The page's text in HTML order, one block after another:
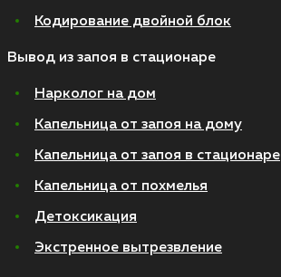
Кодирование двойной блок
Вывод из запоя в стационаре
Нарколог на дом
Капельница от запоя на дому
Капельница от запоя в стационаре
Капельница от похмелья
Детоксикация
Экстренное вытрезвление